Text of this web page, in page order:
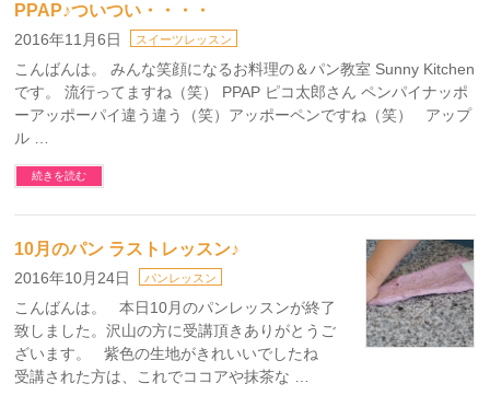
PPAP♪ついつい・・・・
2016年11月6日 スイーツレッスン
こんばんは。 みんな笑顔になるお料理の＆パン教室 Sunny Kitchen
です。 流行ってますね（笑） PPAP ピコ太郎さん ペンパイナッポ
ーアッポーパイ違う違う（笑）アッポーペンですね（笑） アップ
ル …
続きを読む
10月のパン ラストレッスン♪
2016年10月24日 パンレッスン
こんばんは。 本日10月のパンレッスンが終了
致しました。沢山の方に受講頂きありがとうご
ざいます。 紫色の生地がきれいいでしたね
受講された方は、これでココアや抹茶な …